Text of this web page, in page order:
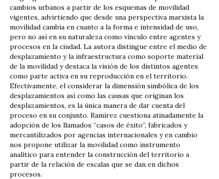
cambios urbanos a partir de los esquemas de movilidad
vigentes, advirtiendo que desde una perspectiva marxista la
movilidad cambia en cuanto a la forma e intensidad de uso,
pero no así en su naturaleza como vínculo entre agentes y
procesos en la ciudad. La autora distingue entre el medio de
desplazamiento y la infraestructura como soporte material
de la movilidad y destaca la visión de los distintos agentes
como parte activa en su reproducción en el territorio.
Efectivamente, el considerar la dimensión simbólica de los
desplazamientos así como las causas que originan los
desplazamientos, es la única manera de dar cuenta del
proceso en su conjunto. Ramírez cuestiona atinadamente la
adopción de los llamados “casos de éxito”, fabricados y
mercantilizados por agencias internacionales y en cambio
nos propone utilizar la movilidad como instrumento
analítico para entender la construcción del territorio a
partir de la relación de escalas que se dan en dichos
procesos.